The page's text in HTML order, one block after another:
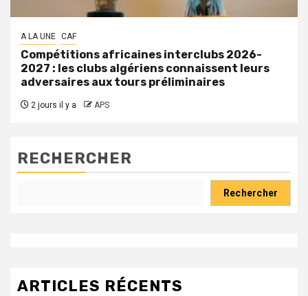
A LA UNE CAF
Compétitions africaines interclubs 2026-
2027 : les clubs algériens connaissent leurs
adversaires aux tours préliminaires
2 jours il y a APS
RECHERCHER
Rechercher
ARTICLES RÉCENTS